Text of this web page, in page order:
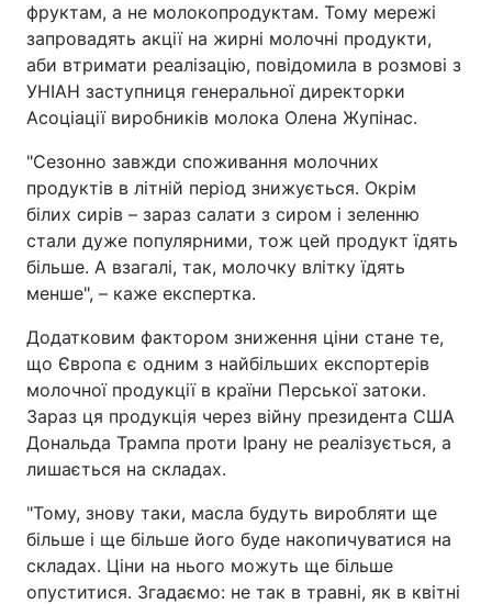
фруктам, а не молокопродуктам. Тому мережі
запровадять акції на жирні молочні продукти,
аби втримати реалізацію, повідомила в розмові з
УНІАН заступниця генеральної директорки
Асоціації виробників молока Олена Жупінас.
"Сезонно завжди споживання молочних
продуктів в літній період знижується. Окрім
білих сирів – зараз салати з сиром і зеленню
стали дуже популярними, тож цей продукт їдять
більше. А взагалі, так, молочку влітку їдять
менше", – каже експертка.
Додатковим фактором зниження ціни стане те,
що Європа є одним з найбільших експортерів
молочної продукції в країни Перської затоки.
Зараз ця продукція через війну президента США
Дональда Трампа проти Ірану не реалізується, а
лишається на складах.
"Тому, знову таки, масла будуть виробляти ще
більше і ще більше його буде накопичуватися на
складах. Ціни на нього можуть ще більше
опуститися. Згадаємо: не так в травні, як в квітні